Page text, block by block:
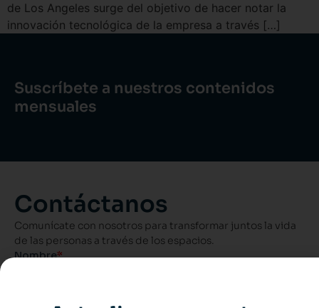
de Los Angeles surge del objetivo de hacer notar la
innovación tecnológica de la empresa a través […]
Suscríbete a nuestros contenidos
mensuales
Contáctanos
Comunícate con nosotros para transformar juntos la vida
de las personas a través de los espacios.